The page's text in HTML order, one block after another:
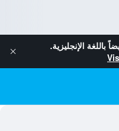
باللغة الإنجليزية.